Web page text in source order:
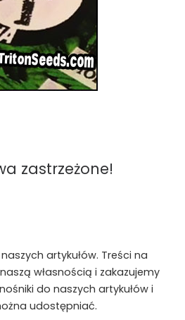
zastrzeżone!
artykułów. Treści na
własnością i zakazujemy
do naszych artykułów i
udostępniać.